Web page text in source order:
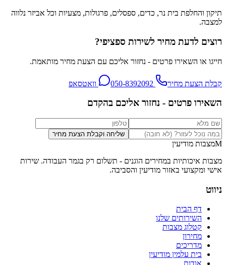
תיקון והחלפת בית נר, כדים, ספסלים, פרגולות, מצעיות וכל אביזר נלווה
למצבה.
רוצים לדעת מחיר לשירות ספציפי?
חייגו או השאירו פרטים - נחזור אליכם עם הצעת מחיר מותאמת.
קבלת הצעת מחיר 050-8392092 וואטסאפ
השאירו פרטים - נחזור אליכם בהקדם
שליחה וקבלת הצעת מחיר
Mמצבות מודיעין
מצבות איכותיות במחירים הוגנים - תשלום רק בגמר העבודה. שירות
אישי ומקצועי באזור מודיעין והסביבה.
ניווט
דף הבית
השירותים שלנו
קטלוג מצבות
מחירון
מדריכים
בית עלמין מודיעין